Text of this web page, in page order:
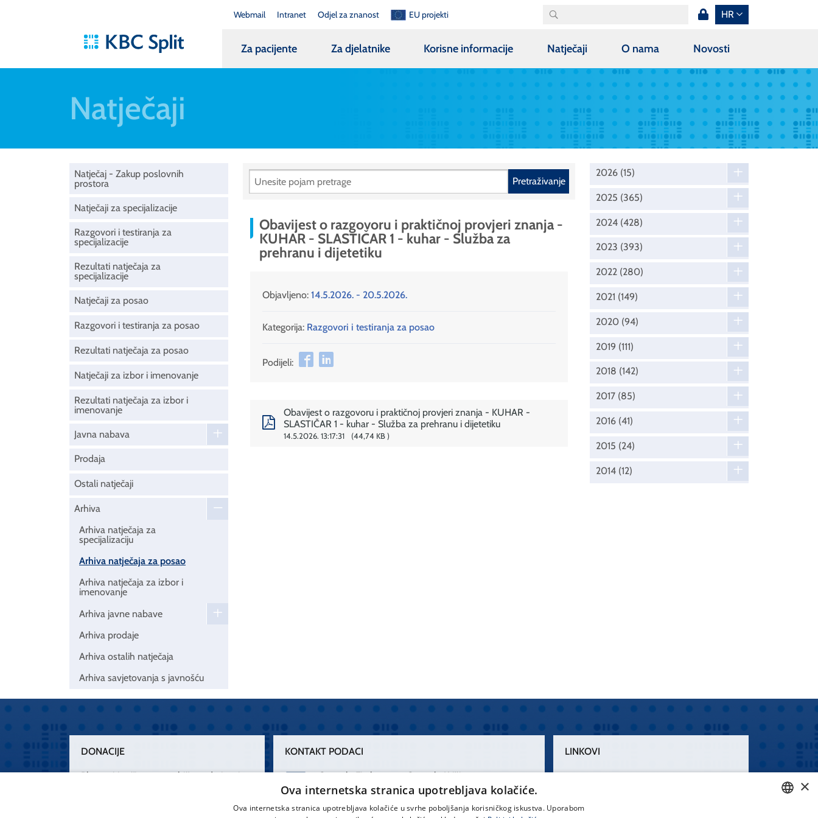
Webmail Intranet Odjel za znanost EU projekti HR
Za pacijente Za djelatnike Korisne informacije Natječaji O nama Novosti
Natječaji
Natječaj - Zakup poslovnih
prostora
Natječaji za specijalizacije
Razgovori i testiranja za
specijalizacije
Rezultati natječaja za
specijalizacije
Natječaji za posao
Razgovori i testiranja za posao
Rezultati natječaja za posao
Natječaji za izbor i imenovanje
Rezultati natječaja za izbor i
imenovanje
Javna nabava
Prodaja
Ostali natječaji
Arhiva
Arhiva natječaja za
specijalizaciju
Arhiva natječaja za posao
Arhiva natječaja za izbor i
imenovanje
Arhiva javne nabave
Arhiva prodaje
Arhiva ostalih natječaja
Arhiva savjetovanja s javnošću
Pretraživanje
Obavijest o razgovoru i praktičnoj provjeri znanja -
KUHAR - SLASTIČAR 1 - kuhar - Služba za
prehranu i dijetetiku
Objavljeno: 14.5.2026. - 20.5.2026.
Kategorija: Razgovori i testiranja za posao
Podijeli:
Obavijest o razgovoru i praktičnoj provjeri znanja - KUHAR -
SLASTIČAR 1 - kuhar - Služba za prehranu i dijetetiku
14.5.2026. 13:17:31 44,74 KB
2026 (15)
2025 (365)
2024 (428)
2023 (393)
2022 (280)
2021 (149)
2020 (94)
2019 (111)
2018 (142)
2017 (85)
2016 (41)
2015 (24)
2014 (12)
DONACIJE
Plemenitim činom nesebičnog darivanja
„Zarazimo“ se dobrotom, donirajmo od
KONTAKT PODACI
Centrala Firule
021 556 111
Centrala Križine
021 557 111
LINKOVI
×
Ova internetska stranica upotrebljava kolačiće.
Ova internetska stranica upotrebljava kolačiće u svrhe poboljšanja korisničkog iskustva. Uporabom